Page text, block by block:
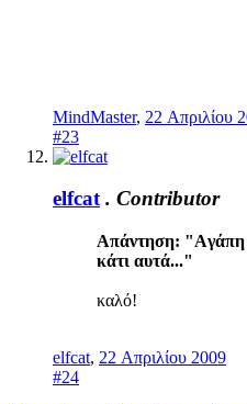
MindMaster, 22 Απριλίου
#23
elfcat . Contributor
Απάντηση: "Aγάπη
κάτι αυτά..."
καλό!
elfcat, 22 Απριλίου 2009
#24